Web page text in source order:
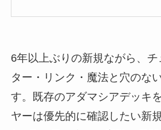
6年以上ぶりの新規ながら、
ター・リンク・魔法と穴のな
す。既存のアダマシアデッキ
ヤーは優先的に確認したい新